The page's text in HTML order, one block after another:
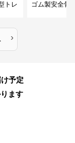
トレ
ゴム製安全骨
›
予定
ます